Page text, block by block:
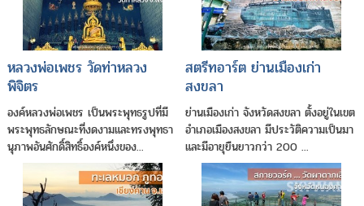
หลวงพ่อเพชร วัดท่าหลวง
พิจิตร
องค์หลวงพ่อเพชร เป็นพระพุทธรูปที่มี
พระพุทธลักษณะที่งดงามและทรงพุทธา
นุภาพอันศักดิ์สิทธิ์องค์หนึ่งของ...
สตรีทอาร์ต ย่านเมืองเก่า
สงขลา
ย่านเมืองเก่า จังหวัดสงขลา ตั้งอยู่ในเขต
อำเภอเมืองสงขลา มีประวัติความเป็นมา
และมีอายุยืนยาวกว่า 200 ...